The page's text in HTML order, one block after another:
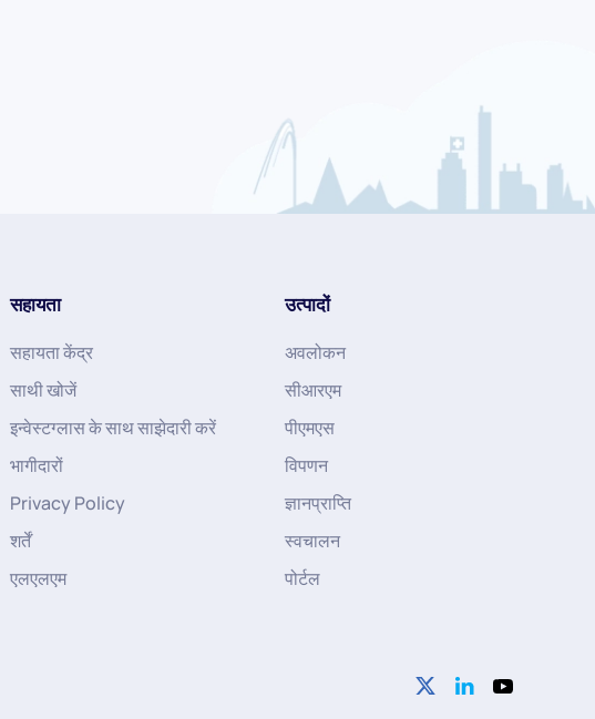
सहायता
सहायता केंद्र
साथी खोजें
इन्वेस्टग्लास के साथ साझेदारी करें
भागीदारों
Privacy Policy
शर्तें
एलएलएम
उत्पादों
अवलोकन
सीआरएम
पीएमएस
विपणन
ज्ञानप्राप्ति
स्वचालन
पोर्टल